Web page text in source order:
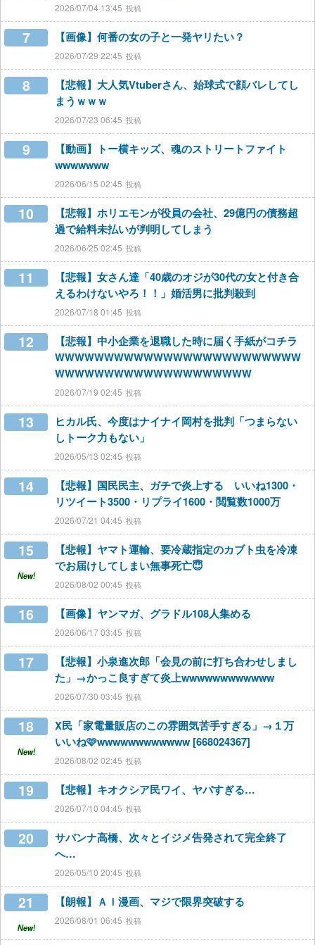
2026/07/04 13:45
7 【画像】何番の女の子と一発ヤリたい？
2026/07/29 22:45
8
【悲報】大人気Vtuberさん、始球式で顔バレしてし
まうｗｗｗ
2026/07/23 06:45
9
【動画】トー横キッズ、魂のストリートファイト
wwwwwww
2026/06/15 02:45
10
【悲報】ホリエモンが役員の会社、29億円の債務超
過で給料未払いが判明してしまう
2026/06/25 02:45
11
【悲報】女さん達「40歳のオジが30代の女と付き合
えるわけないやろ！！」婚活男に批判殺到
2026/07/18 01:45
12
【悲報】中小企業を退職した時に届く手紙がコチラ
WWWWWWWWWWWWWWWWWWWWWWWWW
WWWWWWWWWWWWWWWWWWWW
2026/07/19 02:45
13
ヒカル氏、今度はナイナイ岡村を批判「つまらない
しトーク力もない」
2026/05/13 02:45
14
【悲報】国民民主、ガチで炎上する いいね1300・
リツイート3500・リプライ1600・閲覧数1000万
2026/07/21 04:45
15
New!
【悲報】ヤマト運輸、要冷蔵指定のカブト虫を冷凍
でお届けしてしまい無事死亡😇
2026/08/02 00:45
16 【画像】ヤンマガ、グラドル108人集める
2026/06/17 03:45
17
【悲報】小泉進次郎「会見の前に打ち合わせしまし
た」→かっこ良すぎて炎上wwwwwwwwwwww
2026/07/30 03:45
18
New!
X民「家電量販店のこの雰囲気苦手すぎる」→１万
いいね🩷wwwwwwwwwwww [668024367]
2026/08/02 02:45
19 【悲報】キオクシア民ワイ、ヤバすぎる…
2026/07/10 04:45
20
サバンナ高橋、次々とイジメ告発されて完全終了
へ…
2026/05/10 20:45
21
New!
【朗報】ＡＩ漫画、マジで限界突破する
2026/08/01 06:45